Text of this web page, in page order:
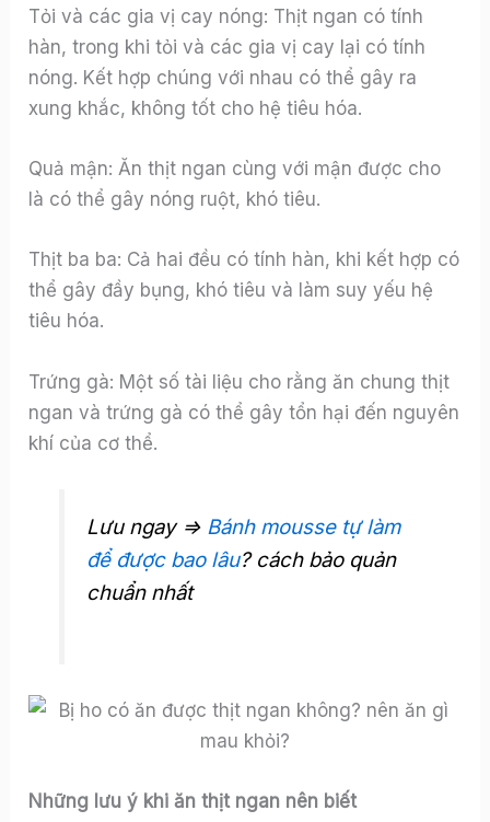
Tỏi và các gia vị cay nóng: Thịt ngan có tính
hàn, trong khi tỏi và các gia vị cay lại có tính
nóng. Kết hợp chúng với nhau có thể gây ra
xung khắc, không tốt cho hệ tiêu hóa.
Quả mận: Ăn thịt ngan cùng với mận được cho
là có thể gây nóng ruột, khó tiêu.
Thịt ba ba: Cả hai đều có tính hàn, khi kết hợp có
thể gây đầy bụng, khó tiêu và làm suy yếu hệ
tiêu hóa.
Trứng gà: Một số tài liệu cho rằng ăn chung thịt
ngan và trứng gà có thể gây tổn hại đến nguyên
khí của cơ thể.
Lưu ngay => Bánh mousse tự làm
để được bao lâu? cách bảo quản
chuẩn nhất
Những lưu ý khi ăn thịt ngan nên biết